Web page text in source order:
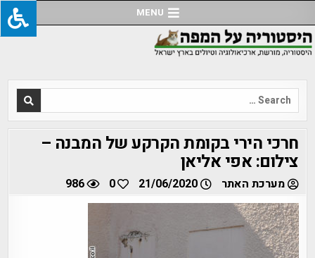
to
content
MENU
Search
for:
חרכי הירי בקומת הקרקע של המבנה –
צילום: אפי אליאן
מערכת האתר 21/06/2020
0
986